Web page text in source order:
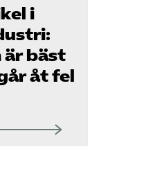
i
är bäst
åt fel